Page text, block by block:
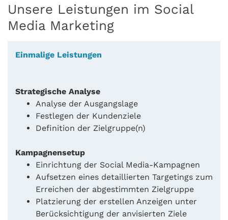
Unsere Leistungen im Social
Media Marketing
Einmalige Leistungen
Strategische Analyse
Analyse der Ausgangslage
Festlegen der Kundenziele
Definition der Zielgruppe(n)
Kampagnensetup
Einrichtung der Social Media-Kampagnen
Aufsetzen eines detaillierten Targetings zum
Erreichen der abgestimmten Zielgruppe
Platzierung der erstellen Anzeigen unter
Berücksichtigung der anvisierten Ziele